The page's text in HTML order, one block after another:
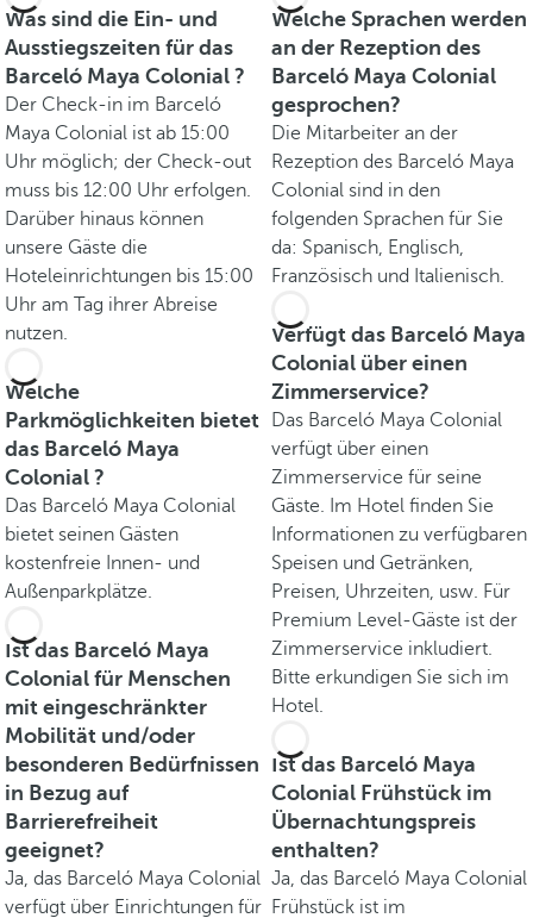
Was sind die Ein- und
Ausstiegszeiten für das
Barceló Maya Colonial ?
Der Check-in im Barceló
Maya Colonial ist ab 15:00
Uhr möglich; der Check-out
muss bis 12:00 Uhr erfolgen.
Darüber hinaus können
unsere Gäste die
Hoteleinrichtungen bis 15:00
Uhr am Tag ihrer Abreise
nutzen.
Welche
Parkmöglichkeiten bietet
das Barceló Maya
Colonial ?
Das Barceló Maya Colonial
bietet seinen Gästen
kostenfreie Innen- und
Außenparkplätze.
Ist das Barceló Maya
Colonial für Menschen
mit eingeschränkter
Mobilität und/oder
besonderen Bedürfnissen
in Bezug auf
Barrierefreiheit
geeignet?
Ja, das Barceló Maya Colonial
verfügt über Einrichtungen für
Welche Sprachen werden
an der Rezeption des
Barceló Maya Colonial
gesprochen?
Die Mitarbeiter an der
Rezeption des Barceló Maya
Colonial sind in den
folgenden Sprachen für Sie
da: Spanisch, Englisch,
Französisch und Italienisch.
Verfügt das Barceló Maya
Colonial über einen
Zimmerservice?
Das Barceló Maya Colonial
verfügt über einen
Zimmerservice für seine
Gäste. Im Hotel finden Sie
Informationen zu verfügbaren
Speisen und Getränken,
Preisen, Uhrzeiten, usw. Für
Premium Level-Gäste ist der
Zimmerservice inkludiert.
Bitte erkundigen Sie sich im
Hotel.
Ist das Barceló Maya
Colonial Frühstück im
Übernachtungspreis
enthalten?
Ja, das Barceló Maya Colonial
Frühstück ist im